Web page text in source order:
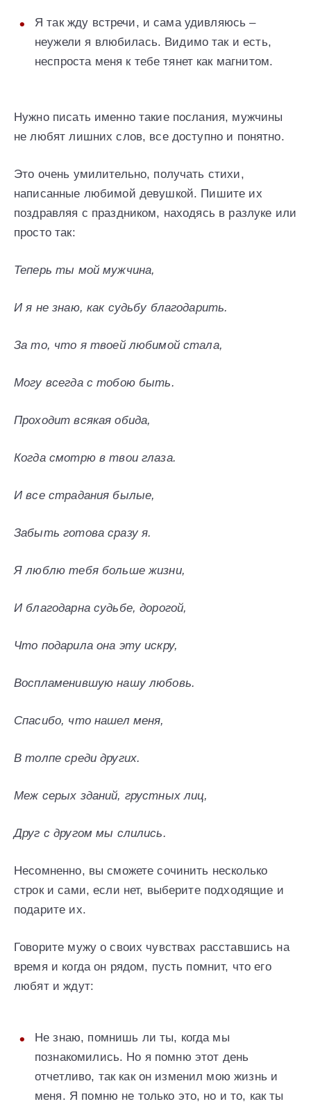
Я так жду встречи, и сама удивляюсь –
неужели я влюбилась. Видимо так и есть,
неспроста меня к тебе тянет как магнитом.
Нужно писать именно такие послания, мужчины
не любят лишних слов, все доступно и понятно.
Это очень умилительно, получать стихи,
написанные любимой девушкой. Пишите их
поздравляя с праздником, находясь в разлуке или
просто так:
Теперь ты мой мужчина,
И я не знаю, как судьбу благодарить.
За то, что я твоей любимой стала,
Могу всегда с тобою быть.
Проходит всякая обида,
Когда смотрю в твои глаза.
И все страдания былые,
Забыть готова сразу я.
Я люблю тебя больше жизни,
И благодарна судьбе, дорогой,
Что подарила она эту искру,
Воспламенившую нашу любовь.
Спасибо, что нашел меня,
В толпе среди других.
Меж серых зданий, грустных лиц,
Друг с другом мы слились.
Несомненно, вы сможете сочинить несколько
строк и сами, если нет, выберите подходящие и
подарите их.
Говорите мужу о своих чувствах расставшись на
время и когда он рядом, пусть помнит, что его
любят и ждут:
Не знаю, помнишь ли ты, когда мы
познакомились. Но я помню этот день
отчетливо, так как он изменил мою жизнь и
меня. Я помню не только это, но и то, как ты